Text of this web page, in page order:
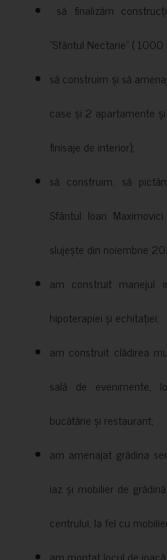
să finalizăm
”Sfântul Nectarie” ( 1000
să construim și să
case și 2 apartamente
finisaje de interior);
să construim, să
Sfântul Ioan
slujește din noiembrie
am construit manejul
hipoterapiei și echitației;
am construit clădirea
sală de evenimente,
bucătărie și restaurant;
am amenajat grădina
iaz și mobilier de
centrului, la fel cu